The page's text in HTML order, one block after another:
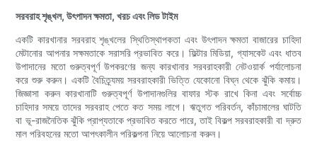
সরবরাহ শৃঙ্খল, উৎপাদন ক্ষমতা, খরচ এবং লিড টাইম
একটি কারখানার সরবরাহ শৃঙ্খলের স্থিতিস্থাপকতা এবং উৎপাদন ক্ষমতা বাজারের চাহিদা
মেটানোর আপনার সক্ষমতাকে সরাসরি প্রভাবিত করে। ফিল্টার মিডিয়া, গ্যাসকেট এবং ধাতব
উপাদানের মতো গুরুত্বপূর্ণ উপকরণের জন্য কারখানার সরবরাহকারী নেটওয়ার্ক পর্যালোচনা
করে শুরু করুন। একটি বৈচিত্র্যময় সরবরাহকারী ভিত্তি যেকোনো বিঘ্ন থেকে ঝুঁকি কমায়।
জিজ্ঞাসা করুন কারখানাটি গুরুত্বপূর্ণ উপাদানগুলির বাফার স্টক রাখে কিনা এবং সর্বোচ্চ
চাহিদার সময়ে তাদের সরবরাহ পেতে কত সময় লাগে। ঋতুগত পরিবর্তন, কাঁচামালের ঘাটতি
বা ভূ-রাজনৈতিক ঝুঁকি প্রাপ্যতাকে প্রভাবিত করতে পারে, তাই বিকল্প সরবরাহকারী বা দ্রুত
মাল পরিবহনের মতো আপৎকালীন পরিকল্পনা নিয়ে আলোচনা করুন।